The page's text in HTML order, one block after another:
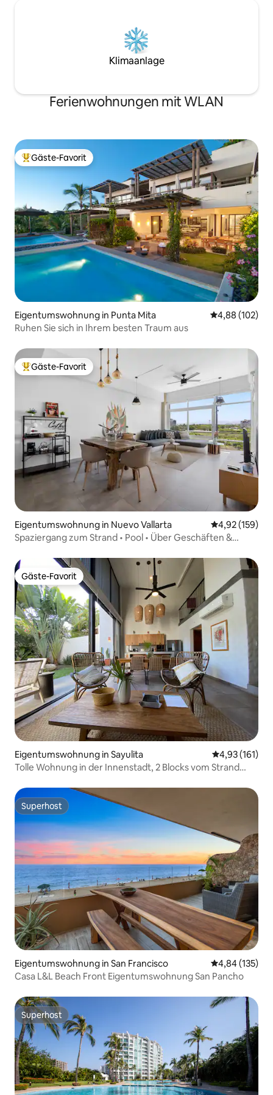
Klimaanlage
Ferienwohnungen mit WLAN
Beliebter Gäste-Favorit.
Gäste-Favorit
Eigentumswohnung in Punta Mita
4,88 (102)
Ruhen Sie sich in Ihrem besten Traum aus
Beliebter Gäste-Favorit.
Gäste-Favorit
Eigentumswohnung in Nuevo Vallarta
4,92 (159)
Spaziergang zum Strand • Pool • Über Geschäften &
Gäste-Favorit
Gäste-Favorit
Eigentumswohnung in Sayulita
4,93 (161)
Tolle Wohnung in der Innenstadt, 2 Blocks vom Strand
Superhost
Superhost
Eigentumswohnung in San Francisco
4,84 (135)
Casa L&L Beach Front Eigentumswohnung San Pancho
Superhost
Superhost